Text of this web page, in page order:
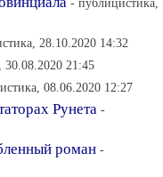
- публицистика,
28.10.2020 14:32
30.08.2020 21:45
08.06.2020 12:27
Рунета -
роман -